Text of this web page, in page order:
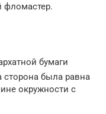
фломастер.
бумаги
сторона была равна
окружности с